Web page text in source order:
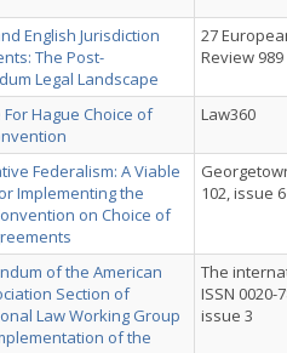
English Jurisdiction
The Post-
Legal Landscape
27
Review 989
For Hague Choice of
Law360
Federalism: A Viable
Implementing the
on Choice of
102, issue 6
of the American
Section of
Law Working Group
of the
The
ISSN 0020-
issue 3